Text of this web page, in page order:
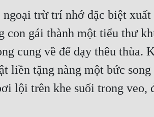
ngoại trừ trí nhớ đặc biệt xuất
gái thành một tiểu thư
cung về để dạy thêu thùa.
liền tặng nàng một bức song
lội trên khe suối trong veo,